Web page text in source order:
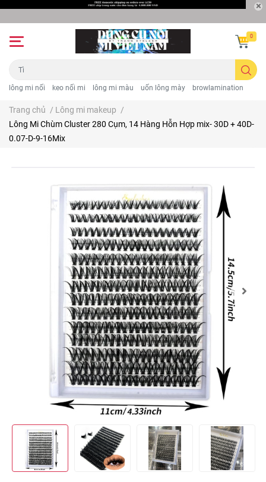
lông mi nối keo nối mi lông mi màu uốn lông mày browlamination
0
Trang chủ / Lông mi makeup /
Lông Mi Chùm Cluster 280 Cụm, 14 Hàng Hỗn Hợp mix- 30D + 40D-
0.07-D-9-16Mix